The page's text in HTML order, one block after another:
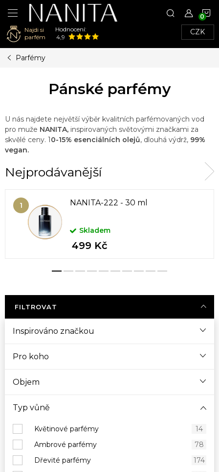
Najdi si
parfém
Hodnocení:
4,9
CZK
Parfémy
Pánské parfémy
U nás najdete největší výběr kvalitních parfémovaných vod
pro muže NANITA, inspirovaných světovými značkami za
skvělé ceny. 10-15% esenciálních olejů, dlouhá výdrž, 99%
vegan.
Nejprodávanější
NANITA-222 - 30 ml
Skladem
499 Kč
FILTROVAT
Inspirováno značkou
Pro koho
Objem
Typ vůně
Květinové parfémy
14
Ambrové parfémy
78
Dřevité parfémy
174